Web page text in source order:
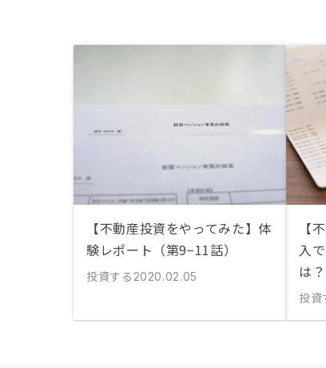
【不動産投資をやってみた】体
験レポート（第9−11話）
投資する 2020.02.05
【
入
は？
投資